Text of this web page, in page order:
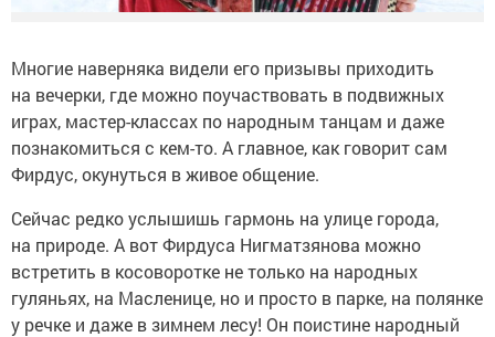
Многие наверняка видели его призывы приходить
на вечерки, где можно поучаствовать в подвижных
играх, мастер-классах по народным танцам и даже
познакомиться с кем-то. А главное, как говорит сам
Фирдус, окунуться в живое общение.
Сейчас редко услышишь гармонь на улице города,
на природе. А вот Фирдуса Нигматзянова можно
встретить в косоворотке не только на народных
гуляньях, на Масленице, но и просто в парке, на полянке
у речке и даже в зимнем лесу! Он поистине народный